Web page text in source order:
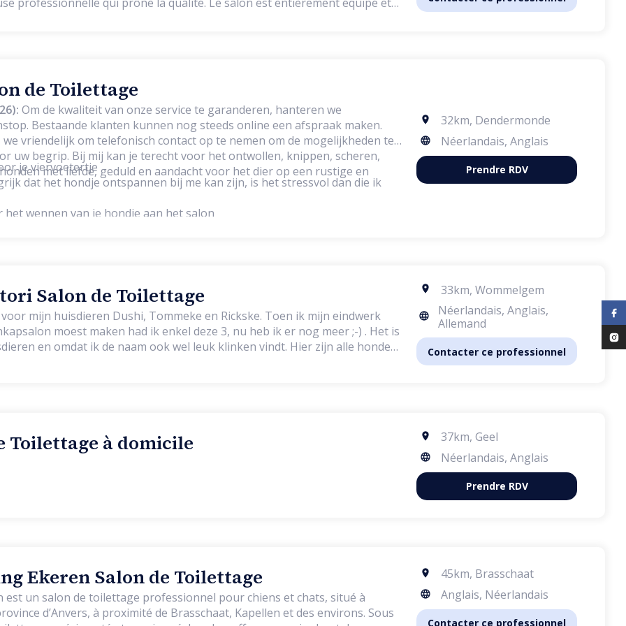
adaptée à la morphologie, au tempérament et aux besoins de
d’un parking facile et accessible juste à proximité.
de Toilettage
Om de kwaliteit van onze service te garanderen, hanteren we
Bestaande klanten kunnen nog steeds online een afspraak maken.
vriendelijk om telefonisch contact op te nemen om de mogelijkheden te
ontwollen, knippen, scheren,
met liefde, geduld en aandacht voor het dier op een rustige en
je viervoetertje
dat het hondje ontspannen bij me kan zijn, is het stressvol dan die ik
het wennen van je hondje aan het salon
32km, Dendermonde
Néerlandais, Anglais
Prendre RDV
Salon de Toilettage
mijn huisdieren Dushi, Tommeke en Rickske. Toen ik mijn eindwerk
moest maken had ik enkel deze 3, nu heb ik er nog meer ;-) . Het is
en omdat ik de naam ook wel leuk klinken vindt. Hier zijn alle honden
33km, Wommelgem
Néerlandais, Anglais,
Allemand
Contacter ce professionnel
Toilettage à domicile 37km, Geel
Néerlandais, Anglais
Prendre RDV
Ekeren Salon de Toilettage
est un salon de toilettage professionnel pour chiens et chats, situé à
d’Anvers, à proximité de Brasschaat, Kapellen et des environs. Sous
45km, Brasschaat
Anglais, Néerlandais
Contacter ce professionnel